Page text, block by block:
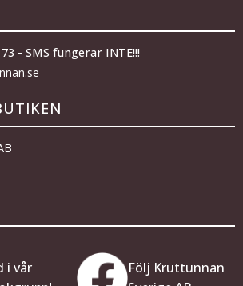
- SMS fungerar INTE!!!
i vår
Följ Kruttunnan